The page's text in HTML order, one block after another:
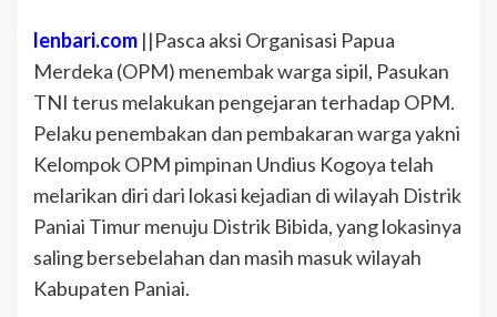
lenbari.com ||Pasca aksi Organisasi Papua
Merdeka (OPM) menembak warga sipil, Pasukan
TNI terus melakukan pengejaran terhadap OPM.
Pelaku penembakan dan pembakaran warga yakni
Kelompok OPM pimpinan Undius Kogoya telah
melarikan diri dari lokasi kejadian di wilayah Distrik
Paniai Timur menuju Distrik Bibida, yang lokasinya
saling bersebelahan dan masih masuk wilayah
Kabupaten Paniai.